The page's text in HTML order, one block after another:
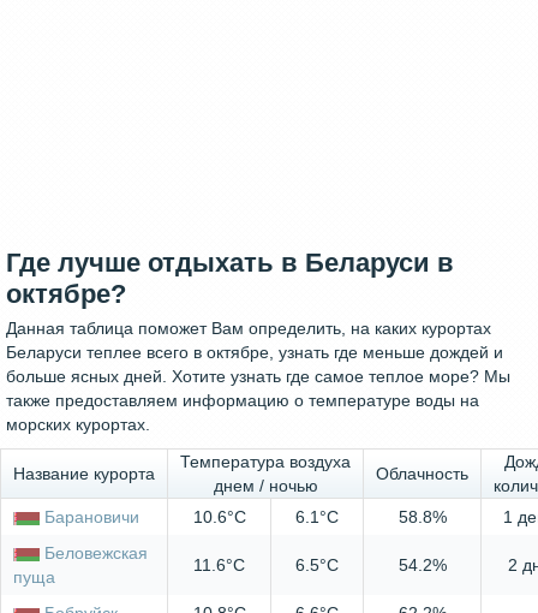
Где лучше отдыхать в Беларуси в
октябре?
Данная таблица поможет Вам определить, на каких курортах
Беларуси теплее всего в октябре, узнать где меньше дождей и
больше ясных дней. Хотите узнать где самое теплое море? Мы
также предоставляем информацию о температуре воды на
морских курортах.
Название курорта
Температура воздуха
днем / ночью
Облачность
Барановичи
10.6°C 6.1°C 58.8%
1
Беловежская
пуща
11.6°C 6.5°C 54.2% 2